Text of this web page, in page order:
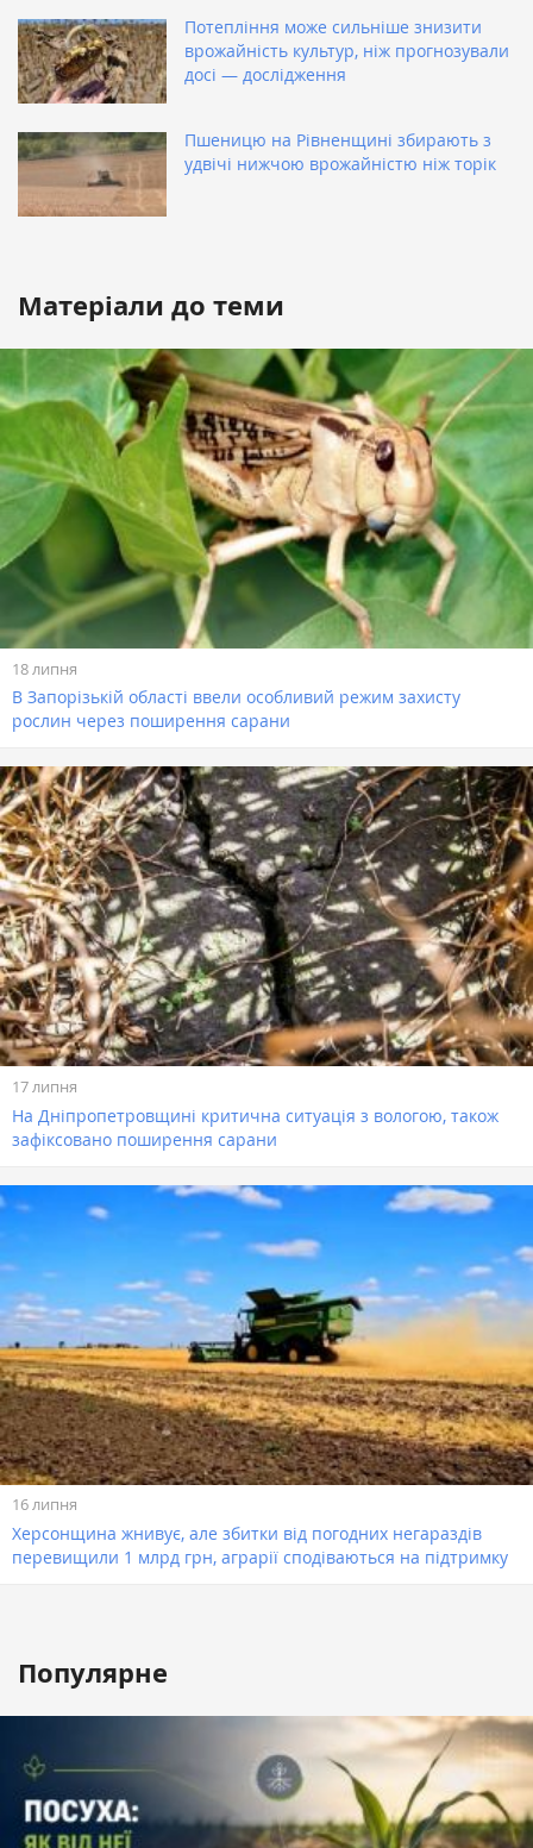
Потепління може сильніше знизити
врожайність культур, ніж прогнозували
досі — дослідження
Пшеницю на Рівненщині збирають з
удвічі нижчою врожайністю ніж торік
Матеріали до теми
18 липня
В Запорізькій області ввели особливий режим захисту
рослин через поширення сарани
17 липня
На Дніпропетровщині критична ситуація з вологою, також
зафіксовано поширення сарани
16 липня
Херсонщина жнивує, але збитки від погодних негараздів
перевищили 1 млрд грн, аграрії сподіваються на підтримку
Популярне